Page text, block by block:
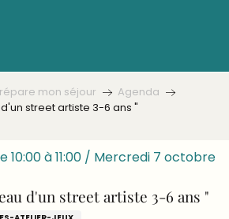
mon séjour
Agenda
street artiste 3-6 ans "
10:00 à 11:00 / Mercredi 7 octobre
d'un street artiste 3-6 ans "